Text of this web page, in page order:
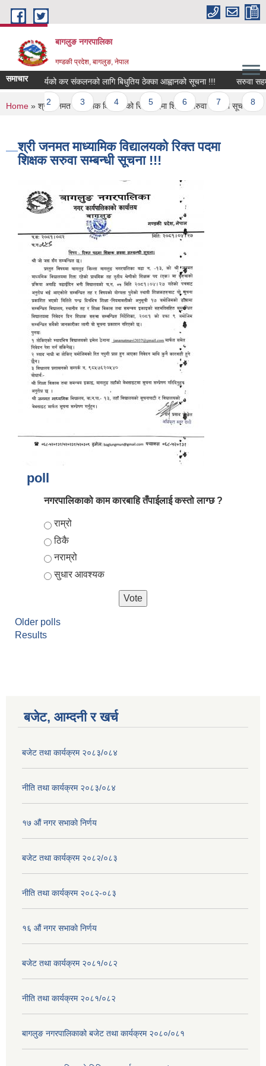
Skip to main content
बागलुङ नगरपालिका
गण्डकी प्रदेश, बागलुङ, नेपाल
समाचार
बिभिन्न कार्यको कर संकलनको लागि बिधुतिय ठेक्का आह्वानको सूचना !!! सरुवा
Pages
2 4 5 6 8
You are here
Home » श्री जनमत माध्यामिक विद्यालयको रिक्त पदमा शिक्षक सरुवा सम्बन्धी सूचना !!!
श्री जनमत माध्यामिक विद्यालयको रिक्त पदमा
शिक्षक सरुवा सम्बन्धी सूचना !!!
poll
नगरपालिकाको काम कारबाहि तँपाईलाई कस्तो लाग्छ ?
Choices
राम्रो
ठिकै
नराम्रो
सुधार आवश्यक
Older polls
Results
बजेट, आम्दनी र खर्च
बजेट तथा कार्यक्रम २०८३/०८४
नीति तथा कार्यक्रम २०८३/०८४
१७ ‌‍औं नगर सभाकाे निर्णय
बजेट तथा कार्यक्रम २०८२/०८३
नीति तथा कार्यक्रम २०८२-०८३
१६ ‌औं नगर सभाकाे निर्णय
बजेट तथा कार्यक्रम २०८१/०८२
नीति तथा कार्यक्रम २०८१/०८२
बागलुङ नगरपालिकाको बजेट तथा कार्यक्रम २०८०/०८१